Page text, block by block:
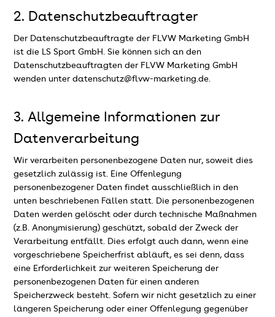
2. Datenschutzbeauftragter
Der Datenschutzbeauftragte der FLVW Marketing GmbH
ist die LS Sport GmbH. Sie können sich an den
Datenschutzbeauftragten der FLVW Marketing GmbH
wenden unter datenschutz@flvw-marketing.de.
3. Allgemeine Informationen zur
Datenverarbeitung
Wir verarbeiten personenbezogene Daten nur, soweit dies
gesetzlich zulässig ist. Eine Offenlegung
personenbezogener Daten findet ausschließlich in den
unten beschriebenen Fällen statt. Die personenbezogenen
Daten werden gelöscht oder durch technische Maßnahmen
(z.B. Anonymisierung) geschützt, sobald der Zweck der
Verarbeitung entfällt. Dies erfolgt auch dann, wenn eine
vorgeschriebene Speicherfrist abläuft, es sei denn, dass
eine Erforderlichkeit zur weiteren Speicherung der
personenbezogenen Daten für einen anderen
Speicherzweck besteht. Sofern wir nicht gesetzlich zu einer
längeren Speicherung oder einer Offenlegung gegenüber